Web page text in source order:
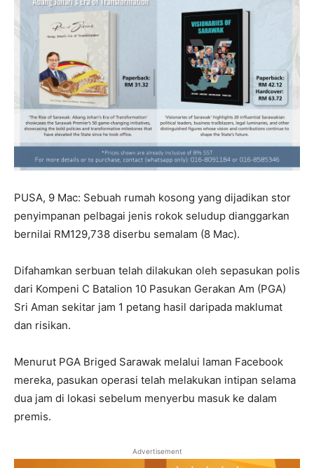
PUSA, 9 Mac: Sebuah rumah kosong yang dijadikan stor
penyimpanan pelbagai jenis rokok seludup dianggarkan
bernilai RM129,738 diserbu semalam (8 Mac).
Difahamkan serbuan telah dilakukan oleh sepasukan polis
dari Kompeni C Batalion 10 Pasukan Gerakan Am (PGA)
Sri Aman sekitar jam 1 petang hasil daripada maklumat
dan risikan.
Menurut PGA Briged Sarawak melalui laman Facebook
mereka, pasukan operasi telah melakukan intipan selama
dua jam di lokasi sebelum menyerbu masuk ke dalam
premis.
Advertisement